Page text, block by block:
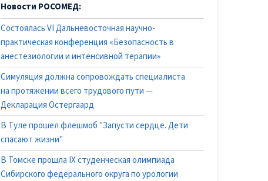
Новости РОСОМЕД:
Состоялась VI Дальневосточная научно-
практическая конференция «Безопасность в
анестезиологии и интенсивной терапии»
Симуляция должна сопровождать специалиста
на протяжении всего трудового пути —
Декларация Остергаард
В Туле прошел флешмоб "Запусти сердце. Дети
спасают жизни"
В Томске прошла IX студенческая олимпиада
Сибирского федерального округа по урологии